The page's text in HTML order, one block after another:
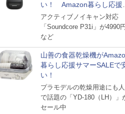
い！ Amazon暮らし応援サ
マーSALE
アクティブノイキャン対応
「Soundcore P31i」が4990円
など
山善の食器乾燥機が
暮らし応援サマーSALEで
い！
プラモデルの乾燥用途にも
で話題の「YD-180（LH）」
セール中